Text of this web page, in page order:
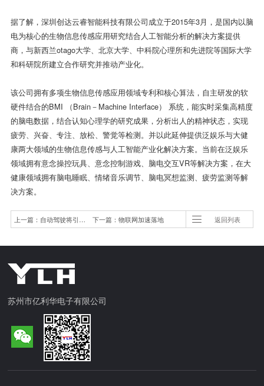
据了解，深圳创达云睿智能科技有限公司成立于2015年3月，是国内以脑
电为核心的生物信息传感应用研究结合人工智能分析的解决方案提供
商，与新西兰otago大学、北京大学、中科院心理所和先进院等国际大学
和科研院所建立合作研究并推动产业化。
该公司拥有多项生物信息传感应用领域专利和核心算法，自主研发的软
硬件结合的BMI （Brain－Machine Interface） 系统，能实时采集高精度
的脑电数据，结合认知心理学的研究成果，分析出人的精神状态，实现
疲劳、兴奋、专注、放松、警觉等检测。并以此延伸提供泛娱乐与大健
康两大领域的生物信息传感与人工智能产业化解决方案。当前在泛娱乐
领域拥有意念操控玩具、意念控制游戏、脑电交互VR等解决方案，在大
健康领域拥有脑电睡眠、情绪音乐调节、脑电冥想监测、疲劳监测等解
决方案。
上一篇：自动驾驶将引发交通变革，多方努力才能共享成果
下一篇：物联网加速落地
返回列表
苏州市亿利华电子有限公司